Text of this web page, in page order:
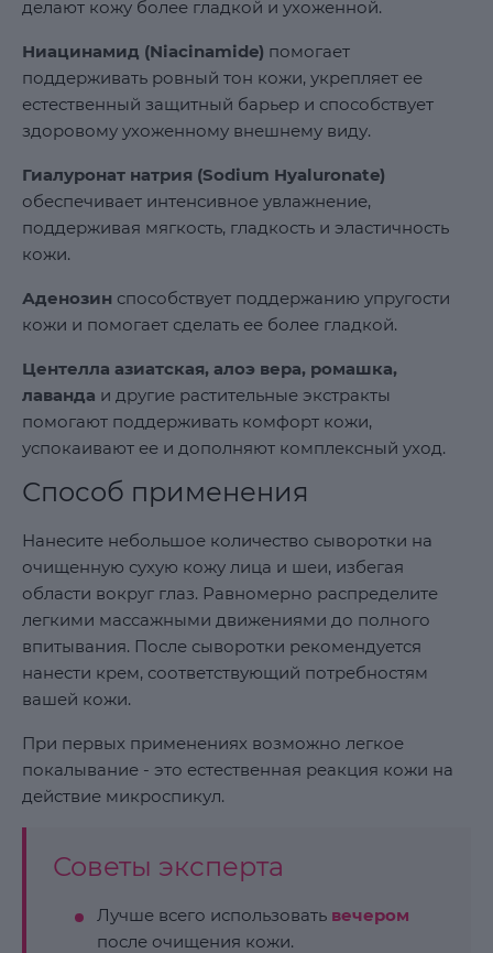
делают кожу более гладкой и ухоженной.
Ниацинамид (Niacinamide) помогает
поддерживать ровный тон кожи, укрепляет ее
естественный защитный барьер и способствует
здоровому ухоженному внешнему виду.
Гиалуронат натрия (Sodium Hyaluronate)
обеспечивает интенсивное увлажнение,
поддерживая мягкость, гладкость и эластичность
кожи.
Аденозин способствует поддержанию упругости
кожи и помогает сделать ее более гладкой.
Центелла азиатская, алоэ вера, ромашка,
лаванда и другие растительные экстракты
помогают поддерживать комфорт кожи,
успокаивают ее и дополняют комплексный уход.
Способ применения
Нанесите небольшое количество сыворотки на
очищенную сухую кожу лица и шеи, избегая
области вокруг глаз. Равномерно распределите
легкими массажными движениями до полного
впитывания. После сыворотки рекомендуется
нанести крем, соответствующий потребностям
вашей кожи.
При первых применениях возможно легкое
покалывание - это естественная реакция кожи на
действие микроспикул.
Советы эксперта
Лучше всего использовать вечером
после очищения кожи.